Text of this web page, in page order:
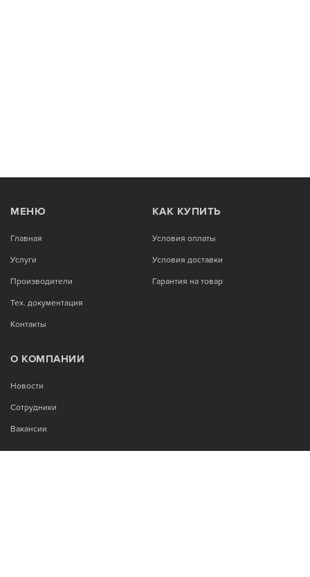
МЕНЮ
Главная
Услуги
Производители
Тех. документация
Контакты
КАК КУПИТЬ
Условия оплаты
Условия доставки
Гарантия на товар
О КОМПАНИИ
Новости
Сотрудники
Вакансии